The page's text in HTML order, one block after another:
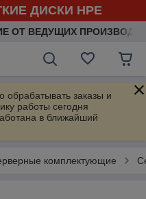
ДИСКИ HPE
ОТ ВЕДУЩИХ
заказы и
работы сегодня
в ближайший
комплектующие